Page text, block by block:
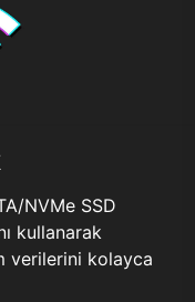
NVMe SSD
kullanarak
verilerini kolayca